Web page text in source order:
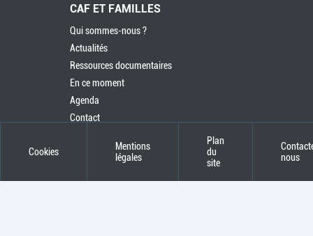
CAF ET FAMILLES
Qui sommes-nous ?
Actualités
Ressources documentaires
En ce moment
Agenda
Contact
Cookies
Mentions
légales
Plan
du
site
nous